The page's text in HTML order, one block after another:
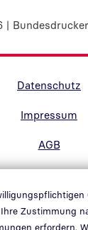
Zustimmung
erfordern.
|
Datenschutz
Impressum
AGB
Kontakt